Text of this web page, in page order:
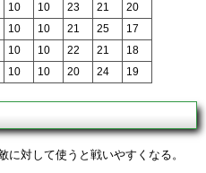
10 10 23 21
20
10 10 21 25
17
10 10 22 21
18
10 10 20 24 19
対して使うと戦いやすくなる。